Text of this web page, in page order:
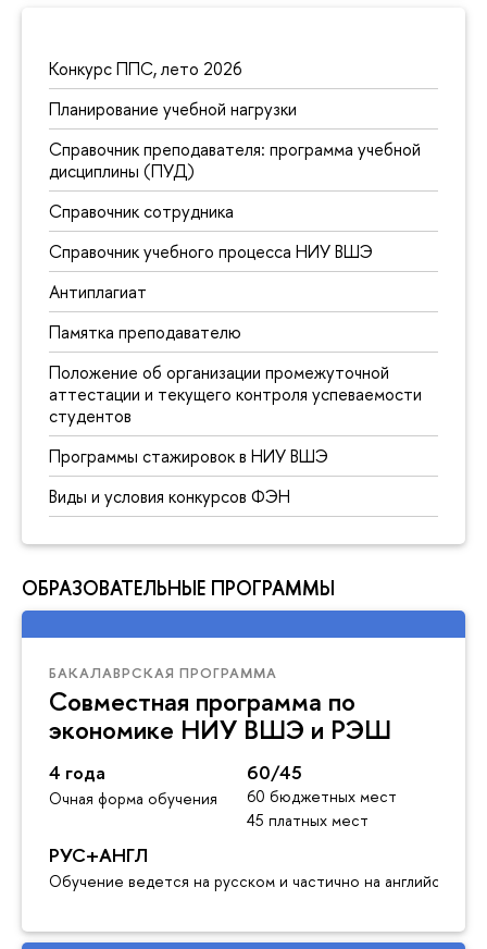
Конкурс ППС, лето 2026
Планирование учебной нагрузки
Справочник преподавателя: программа учебной
дисциплины (ПУД)
Справочник сотрудника
Справочник учебного процесса НИУ ВШЭ
Антиплагиат
Памятка преподавателю
Положение об организации промежуточной
аттестации и текущего контроля успеваемости
студентов
Программы стажировок в НИУ ВШЭ
Виды и условия конкурсов ФЭН
ОБРАЗОВАТЕЛЬНЫЕ ПРОГРАММЫ
БАКАЛАВРСКАЯ ПРОГРАММА
Совместная программа по
экономике НИУ ВШЭ и РЭШ
4 года
Очная форма обучения
60/45
60 бюджетных мест
45 платных мест
РУС+АНГЛ
Обучение ведется на русском и частично на английском